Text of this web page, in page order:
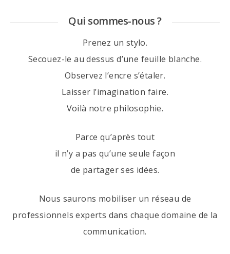
Qui sommes-nous ?
Prenez un stylo.
Secouez-le au dessus d’une feuille blanche.
Observez l’encre s’étaler.
Laisser l’imagination faire.
Voilà notre philosophie.
Parce qu’après tout
il n’y a pas qu’une seule façon
de partager ses idées.
Nous saurons mobiliser un réseau de
professionnels experts dans chaque domaine de la
communication.